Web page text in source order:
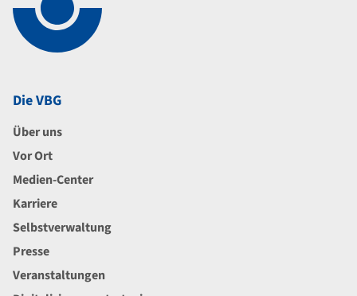
Die VBG
Über uns
Vor Ort
Medien-Center
Karriere
Selbstverwaltung
Presse
Veranstaltungen